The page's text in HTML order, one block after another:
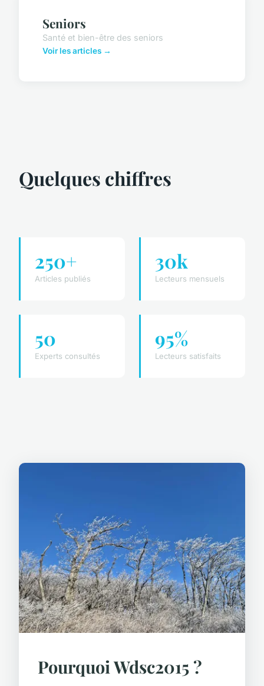
Seniors
Santé et bien-être des seniors
Voir les articles →
Quelques chiffres
250+
Articles publiés
30k
Lecteurs mensuels
50
Experts consultés
95%
Lecteurs satisfaits
Pourquoi Wdsc2015 ?